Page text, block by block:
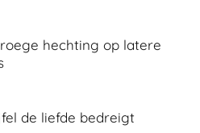
hechting op latere
de liefde bedreigt